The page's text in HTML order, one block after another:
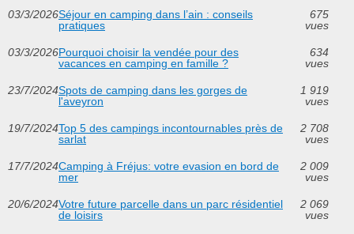
03/3/2026Séjour en camping dans l’ain : conseils
pratiques
675
vues
03/3/2026Pourquoi choisir la vendée pour des
vacances en camping en famille ?
634
vues
23/7/2024Spots de camping dans les gorges de
l'aveyron
1 919
vues
19/7/2024Top 5 des campings incontournables près de
sarlat
2 708
vues
17/7/2024Camping à Fréjus: votre evasion en bord de
mer
2 009
vues
20/6/2024Votre future parcelle dans un parc résidentiel
de loisirs
2 069
vues